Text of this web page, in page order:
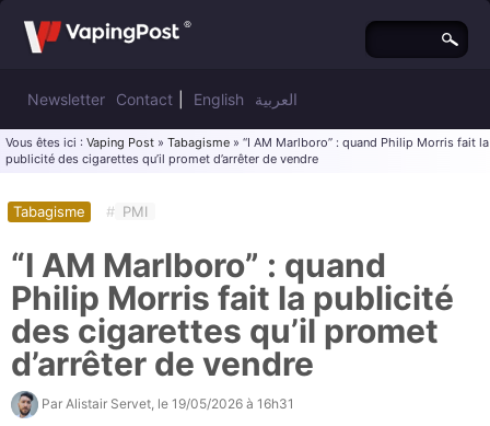
Newsletter Contact English العربية
Vous êtes ici : Vaping Post » Tabagisme » “I AM Marlboro” : quand Philip Morris fait la
publicité des cigarettes qu’il promet d’arrêter de vendre
Tabagisme # PMI
“I AM Marlboro” : quand
Philip Morris fait la publicité
des cigarettes qu’il promet
d’arrêter de vendre
Par Alistair Servet , le 19/05/2026 à 16h31